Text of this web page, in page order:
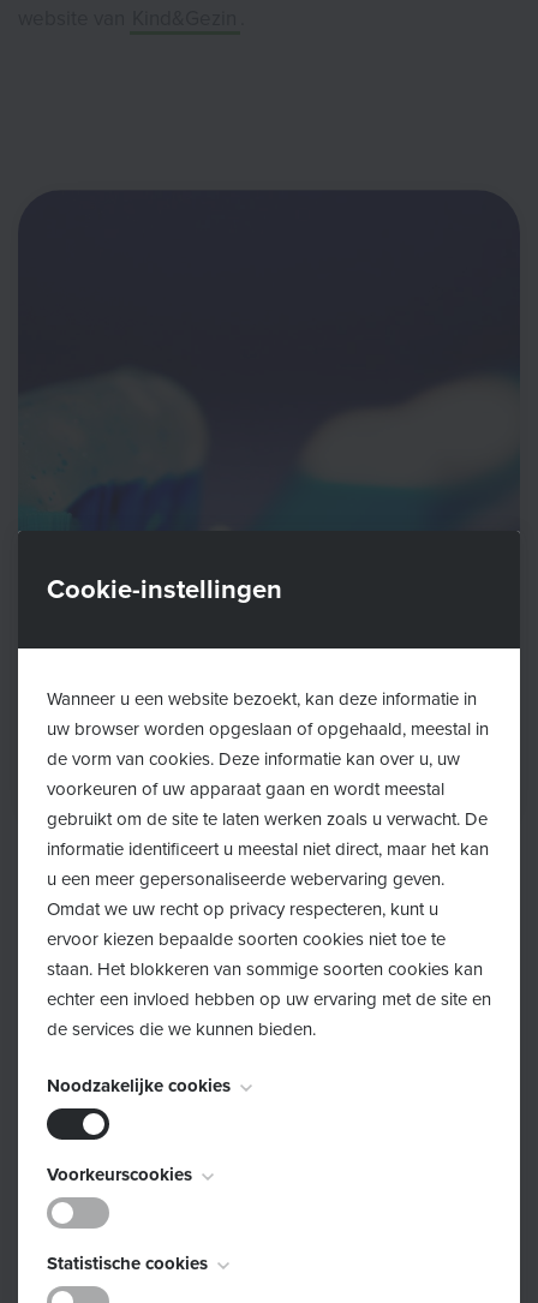
Pre- en postnatale kinesitherapie
Tijdens de zwangerschap ondergaat je lichaam veel
meer je houding, soepelheid, evenwicht, stabiliteit,
spierkracht, beweeglijkheid en ademhaling.
Zwangerschapskinesitherapie helpt je om die
veranderingen op te vangen en je optimaal voor te
bereiden op de bevalling. Daarnaast wordt bij
Cookie-instellingen
Wanneer u een website bezoekt, kan deze informatie in
uw browser worden opgeslaan of opgehaald, meestal in
de vorm van cookies. Deze informatie kan over u, uw
voorkeuren of uw apparaat gaan en wordt meestal
gebruikt om de site te laten werken zoals u verwacht. De
informatie identificeert u meestal niet direct, maar het kan
u een meer gepersonaliseerde webervaring geven.
Omdat we uw recht op privacy respecteren, kunt u
ervoor kiezen bepaalde soorten cookies niet toe te
staan. Het blokkeren van sommige soorten cookies kan
echter een invloed hebben op uw ervaring met de site en
de services die we kunnen bieden.
Noodzakelijke cookies
Deze cookies zijn noodzakelijk voor het functioneren van
de website en kunnen niet worden uitgeschakeld. Ze
worden meestal alleen ingesteld als reactie op acties die
door u worden uitgevoerd en die neerkomen op een
verzoek om services, zoals het instellen van uw
Voorkeurscookies
Deze cookies, ook bekend als "functionaliteitscookies",
stellen een website in staat om keuzes die u in het
Statistische cookies